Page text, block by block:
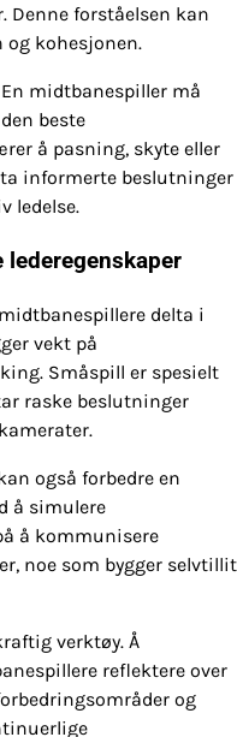
forståelsen kan
kohesjonen.
midtbanespiller må
beste
å pasning, skyte eller
informerte beslutninger
ledelse.
delta i
vekt på
Småspill er spesielt
raske beslutninger
også forbedre en
å simulere
å kommunisere
noe som bygger selvtillit
verktøy. Å
reflektere over
og